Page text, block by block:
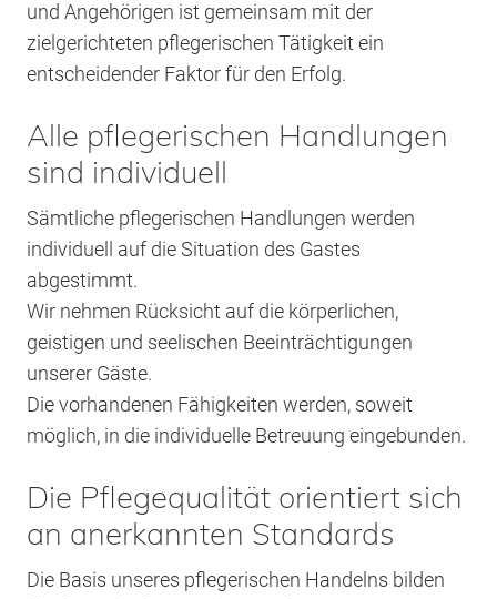
und Angehörigen ist gemeinsam mit der
zielgerichteten pflegerischen Tätigkeit ein
entscheidender Faktor für den Erfolg.
Alle pflegerischen Handlungen
sind individuell
Sämtliche pflegerischen Handlungen werden
individuell auf die Situation des Gastes
abgestimmt.
Wir nehmen Rücksicht auf die körperlichen,
geistigen und seelischen Beeinträchtigungen
unserer Gäste.
Die vorhandenen Fähigkeiten werden, soweit
möglich, in die individuelle Betreuung eingebunden.
Die Pflegequalität orientiert sich
an anerkannten Standards
Die Basis unseres pflegerischen Handelns bilden